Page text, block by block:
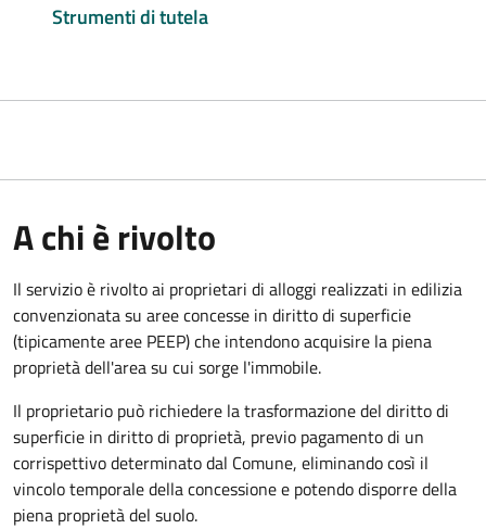
Strumenti di tutela
A chi è rivolto
Il servizio è rivolto ai proprietari di alloggi realizzati in edilizia
convenzionata su aree concesse in diritto di superficie
(tipicamente aree PEEP) che intendono acquisire la piena
proprietà dell'area su cui sorge l'immobile.
Il proprietario può richiedere la trasformazione del diritto di
superficie in diritto di proprietà, previo pagamento di un
corrispettivo determinato dal Comune, eliminando così il
vincolo temporale della concessione e potendo disporre della
piena proprietà del suolo.